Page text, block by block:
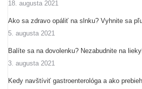
18. augusta 2021
Ako sa zdravo opáliť na slnku? Vyhnite sa
5. augusta 2021
Balíte sa na dovolenku? Nezabudnite na
3. augusta 2021
Kedy navštíviť gastroenterológa a ako